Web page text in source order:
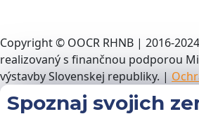
Copyright © OOCR RHNB | 2016-
realizovaný s finančnou podporou
výstavby Slovenskej republiky. |
Spoznaj svojich